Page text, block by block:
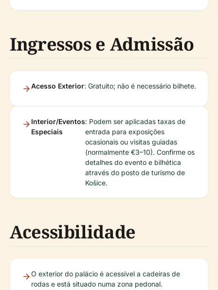
Ingressos e Admissão
Acesso Exterior: Gratuito; não é necessário bilhete.
Interior/Eventos
Especiais
: Podem ser aplicadas taxas de
entrada para exposições
ocasionais ou visitas guiadas
(normalmente €3–10). Confirme os
detalhes do evento e bilhética
através do posto de turismo de
Košice.
Acessibilidade
O exterior do palácio é acessível a cadeiras de
rodas e está situado numa zona pedonal.